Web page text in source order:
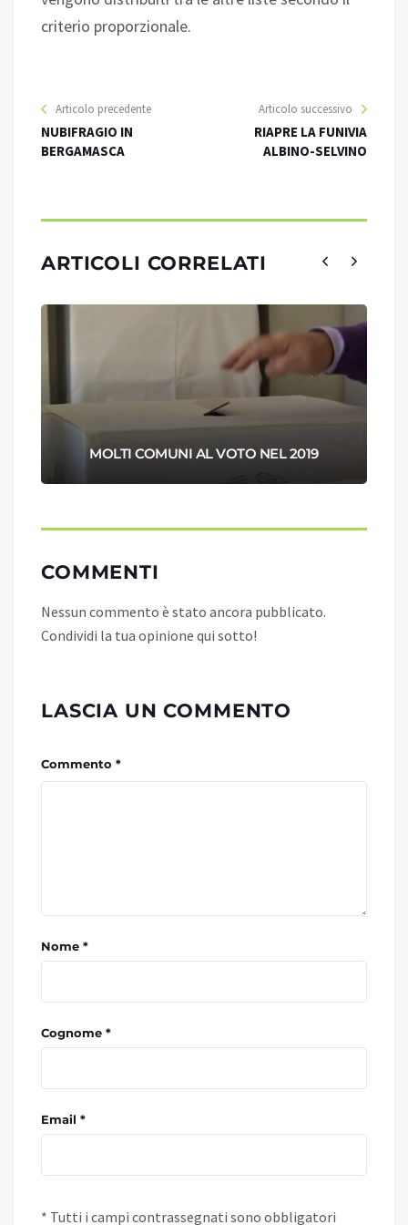
criterio proporzionale.
Articolo precedente
NUBIFRAGIO IN
BERGAMASCA
Articolo successivo
RIAPRE LA FUNIVIA
ALBINO-SELVINO
ARTICOLI CORRELATI
MOLTI COMUNI AL VOTO NEL 2019
COMMENTI
Nessun commento è stato ancora pubblicato.
Condividi la tua opinione qui sotto!
LASCIA UN COMMENTO
Commento *
Nome *
Cognome *
Email *
* Tutti i campi contrassegnati sono obbligatori